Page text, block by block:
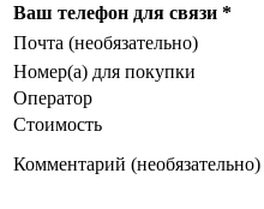
Ваш телефон для связи *
Почта (необязательно)
Номер(а) для покупки
Оператор
Стоимость
Комментарий (необязательно)